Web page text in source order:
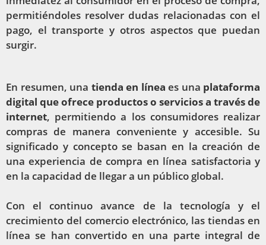
permitiéndoles resolver dudas relacionadas con el
pago, el transporte y otros aspectos que puedan
surgir.
En resumen, una tienda en línea es una plataforma
digital que ofrece productos o servicios a través de
internet, permitiendo a los consumidores realizar
compras de manera conveniente y accesible. Su
significado y concepto se basan en la creación de
una experiencia de compra en línea satisfactoria y
en la capacidad de llegar a un público global.
Con el continuo avance de la tecnología y el
crecimiento del comercio electrónico, las tiendas en
línea se han convertido en una parte integral de